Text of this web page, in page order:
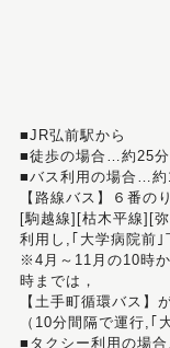
■JR弘前駅から
■徒歩の場合…約25分
■バス利用の場合…約
【路線バス】６番の
[駒越線][枯木平線][
利用し,｢大学病院前｣
※4月～11月の10時
時までは，
【土手町循環バス】
（10分間隔で運行,｢
■タクシー利用の場